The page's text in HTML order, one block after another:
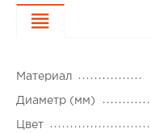
Материал
Диаметр (мм)
Цвет